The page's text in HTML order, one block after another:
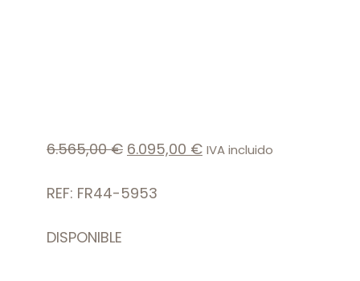
6.565,00€ 6.095,00 € IVA incluido
REF: FR44-5953
DISPONIBLE